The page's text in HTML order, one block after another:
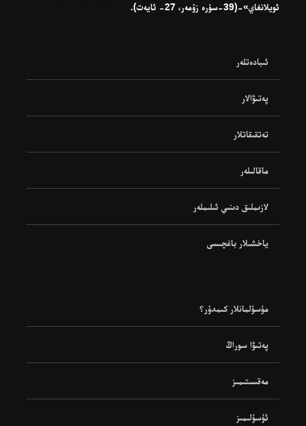
ئويلانغاي»-(39-سۈرە زۇمەر، 27- ئايەت).
ئىبادەتلەر
پەتىۋالار
تەتقىقاتلار
ماقالىلەر
لازىملىق دىنىي ئىلىملەر
ياخشىلار باغچىسى
مۇسۇلمانلار كىمدۇر؟
پەتىۋا سوراڭ
مەقسىتىمىز
ئۇسۇلىمىز